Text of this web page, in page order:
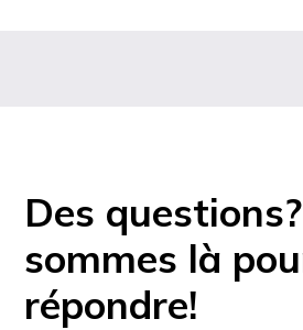
Des
sommes là
répondre!